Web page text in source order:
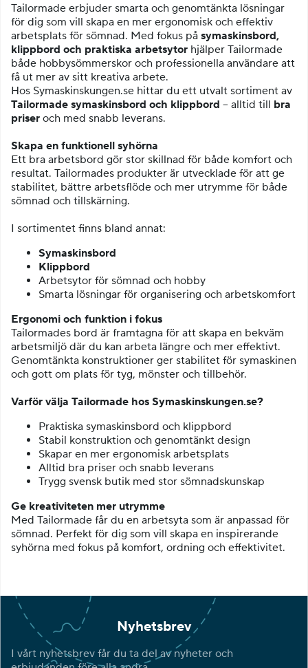
Tailormade erbjuder smarta och genomtänkta lösningar
för dig som vill skapa en mer ergonomisk och effektiv
arbetsplats för sömnad. Med fokus på symaskinsbord,
klippbord och praktiska arbetsytor hjälper Tailormade
både hobby­sömmerskor och professionella användare att
få ut mer av sitt kreativa arbete.
Hos Symaskinskungen.se hittar du ett utvalt sortiment av
Tailormade symaskinsbord och klippbord – alltid till bra
priser och med snabb leverans.
Skapa en funktionell syhörna
Ett bra arbetsbord gör stor skillnad för både komfort och
resultat. Tailormades produkter är utvecklade för att ge
stabilitet, bättre arbetsflöde och mer utrymme för både
sömnad och tillskärning.
I sortimentet finns bland annat:
Symaskinsbord
Klippbord
Arbetsytor för sömnad och hobby
Smarta lösningar för organisering och arbetskomfort
Ergonomi och funktion i fokus
Tailormades bord är framtagna för att skapa en bekväm
arbetsmiljö där du kan arbeta längre och mer effektivt.
Genomtänkta konstruktioner ger stabilitet för symaskinen
och gott om plats för tyg, mönster och tillbehör.
Varför välja Tailormade hos Symaskinskungen.se?
Praktiska symaskinsbord och klippbord
Stabil konstruktion och genomtänkt design
Skapar en mer ergonomisk arbetsplats
Alltid bra priser och snabb leverans
Trygg svensk butik med stor sömnadskunskap
Ge kreativiteten mer utrymme
Med Tailormade får du en arbetsyta som är anpassad för
sömnad. Perfekt för dig som vill skapa en inspirerande
syhörna med fokus på komfort, ordning och effektivitet.
Nyhetsbrev
I vårt nyhetsbrev får du ta del av nyheter och